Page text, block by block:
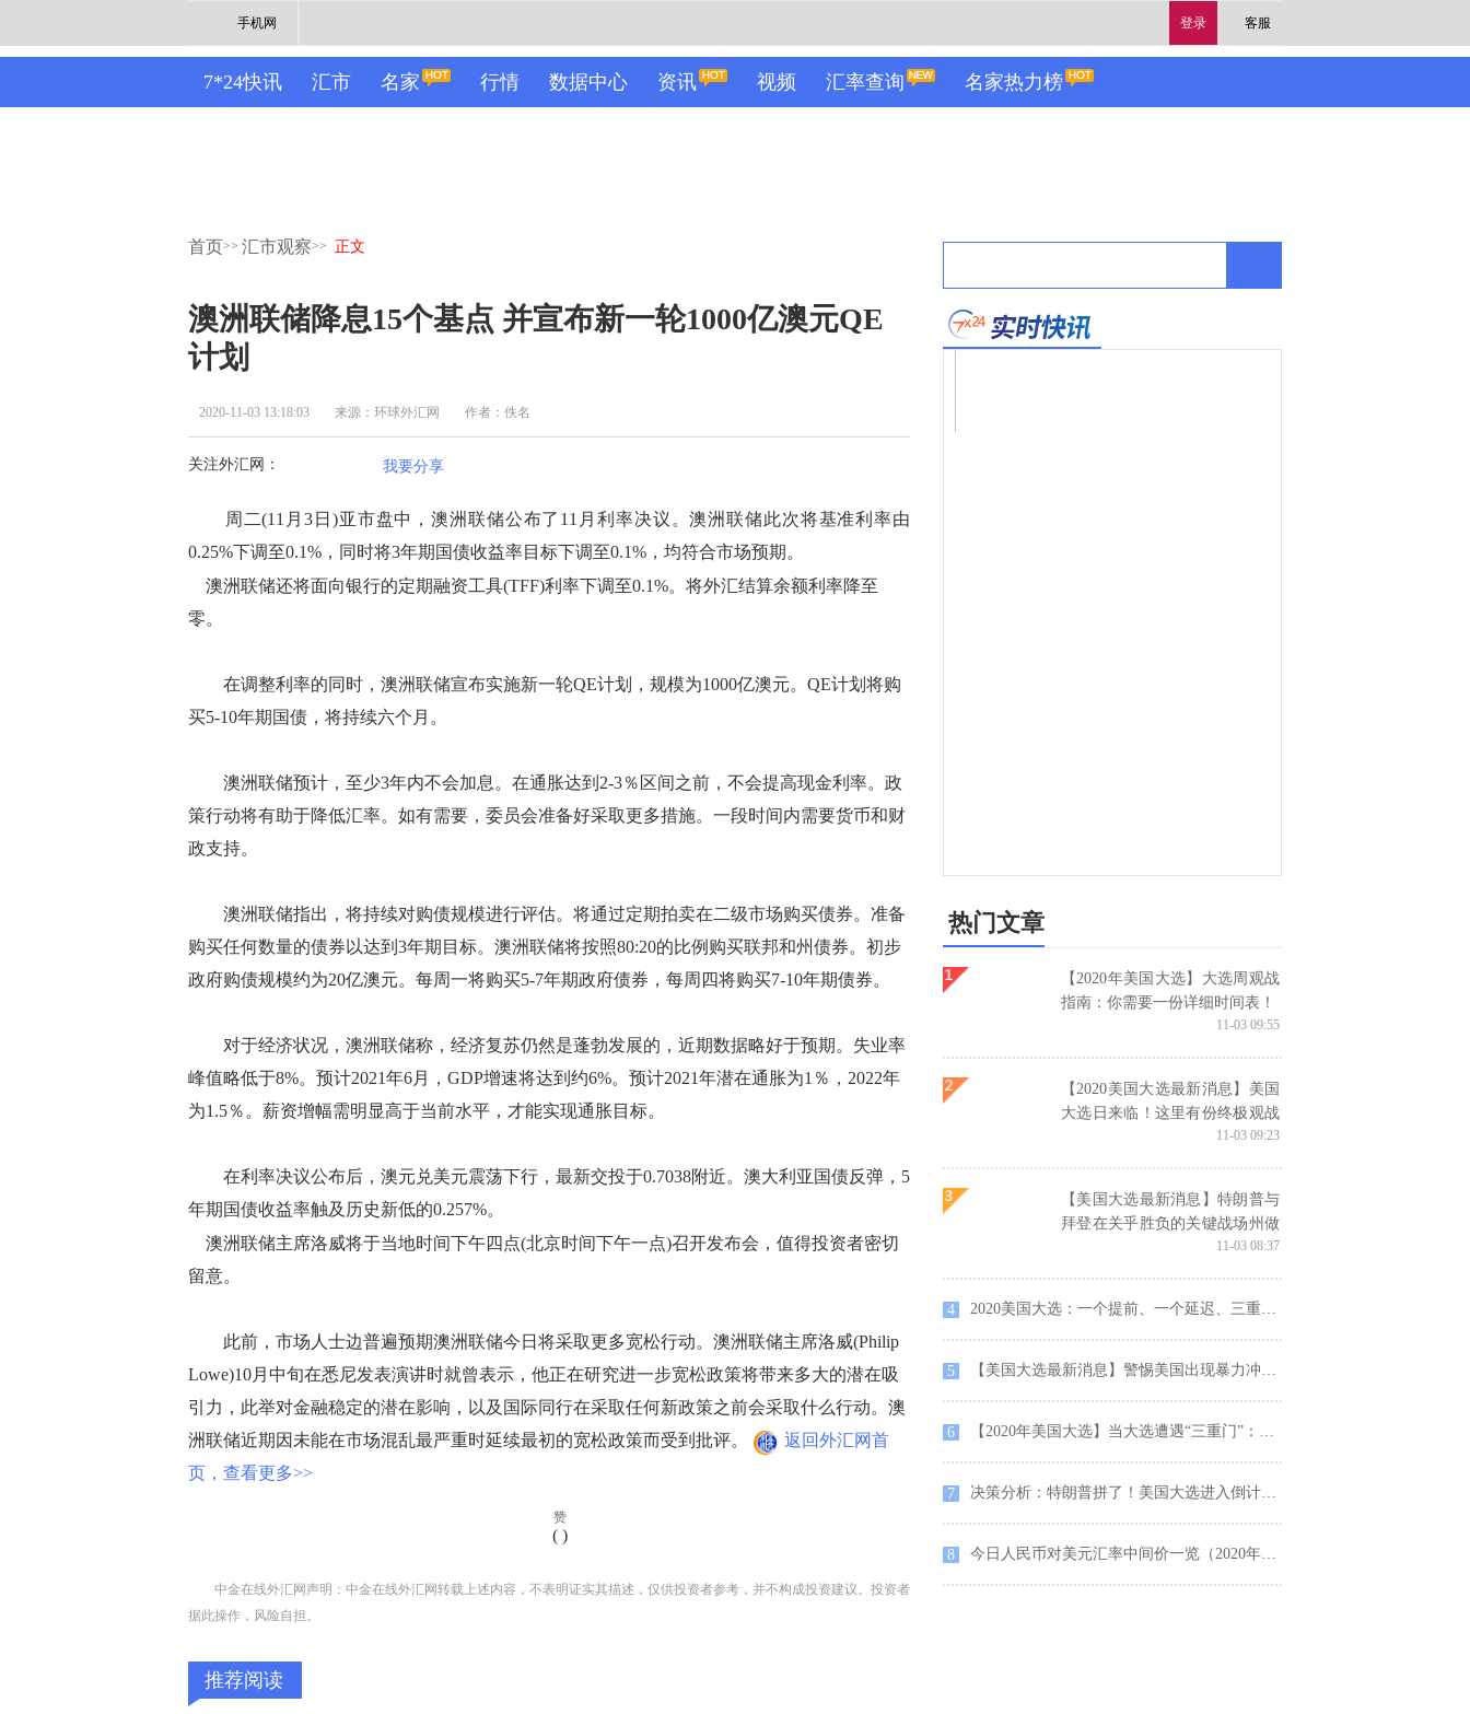
登录 客服
手机网
7*24快讯 汇市 名家 行情 数据中心 资讯 视频 汇率查询 名家热力榜
首页>> 汇市观察>> 正文
澳洲联储降息15个基点 并宣布新一轮1000亿澳元QE
计划
2020-11-03 13:18:03 来源：环球外汇网 作者：佚名
关注外汇网： 我要分享
周二(11月3日)亚市盘中，澳洲联储公布了11月利率决议。澳洲联储此次将基准利率由
0.25%下调至0.1%，同时将3年期国债收益率目标下调至0.1%，均符合市场预期。
澳洲联储还将面向银行的定期融资工具(TFF)利率下调至0.1%。将外汇结算余额利率降至
零。
在调整利率的同时，澳洲联储宣布实施新一轮QE计划，规模为1000亿澳元。QE计划将购
买5-10年期国债，将持续六个月。
澳洲联储预计，至少3年内不会加息。在通胀达到2-3％区间之前，不会提高现金利率。政
策行动将有助于降低汇率。如有需要，委员会准备好采取更多措施。一段时间内需要货币和财
政支持。
澳洲联储指出，将持续对购债规模进行评估。将通过定期拍卖在二级市场购买债券。准备
购买任何数量的债券以达到3年期目标。澳洲联储将按照80:20的比例购买联邦和州债券。初步
政府购债规模约为20亿澳元。每周一将购买5-7年期政府债券，每周四将购买7-10年期债券。
对于经济状况，澳洲联储称，经济复苏仍然是蓬勃发展的，近期数据略好于预期。失业率
峰值略低于8%。预计2021年6月，GDP增速将达到约6%。预计2021年潜在通胀为1％，2022年
为1.5％。薪资增幅需明显高于当前水平，才能实现通胀目标。
在利率决议公布后，澳元兑美元震荡下行，最新交投于0.7038附近。澳大利亚国债反弹，5
年期国债收益率触及历史新低的0.257%。
澳洲联储主席洛威将于当地时间下午四点(北京时间下午一点)召开发布会，值得投资者密切
留意。
此前，市场人士边普遍预期澳洲联储今日将采取更多宽松行动。澳洲联储主席洛威(Philip
Lowe)10月中旬在悉尼发表演讲时就曾表示，他正在研究进一步宽松政策将带来多大的潜在吸
引力，此举对金融稳定的潜在影响，以及国际同行在采取任何新政策之前会采取什么行动。澳
洲联储近期因未能在市场混乱最严重时延续最初的宽松政策而受到批评。
返回外汇网首
页，查看更多>>
赞
( )
中金在线外汇网声明：中金在线外汇网转载上述内容，不表明证实其描述，仅供投资者参考，并不构成投资建议。投资者
据此操作，风险自担。
推荐阅读
热门文章
【2020年美国大选】大选周观战
指南：你需要一份详细时间表！
11-03 09:55
【2020美国大选最新消息】美国
大选日来临！这里有份终极观战
11-03 09:23
【美国大选最新消息】特朗普与
拜登在关乎胜负的关键战场州做
最后一搏，新兴市场为拜登获胜
11-03 08:37
4 2020美国大选：一个提前、一个延迟、三重风险
5 【美国大选最新消息】警惕美国出现暴力冲突事件，外汇市场又有爆炸性行情？
6 【2020年美国大选】当大选遭遇“三重门”：新冠疫情、种族歧视、政治极化
7 决策分析：特朗普拼了！美国大选进入倒计时、小心“黑天鹅”事件
8 今日人民币对美元汇率中间价一览（2020年11月3日）